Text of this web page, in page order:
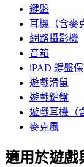
鍵盤
耳機（含麥
網路攝影機
音箱
iPAD 鍵盤
遊戲滑鼠
遊戲鍵盤
遊戲耳機（
麥克風
適用於遊戲